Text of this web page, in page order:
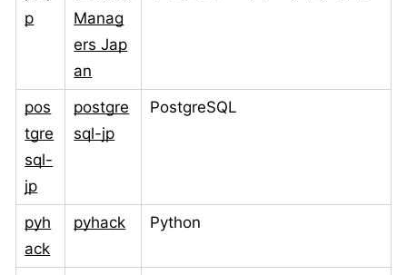
p
Manag
ers Jap
an
pos
tgre
sql-
jp
postgre
sql-jp
PostgreSQL
pyh
ack
pyhack Python